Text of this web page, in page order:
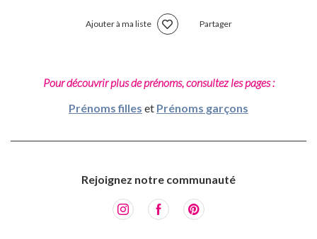
Ajouter à ma liste Partager
Pour découvrir plus de prénoms, consultez les pages :
Prénoms filles et Prénoms garçons
Rejoignez notre communauté